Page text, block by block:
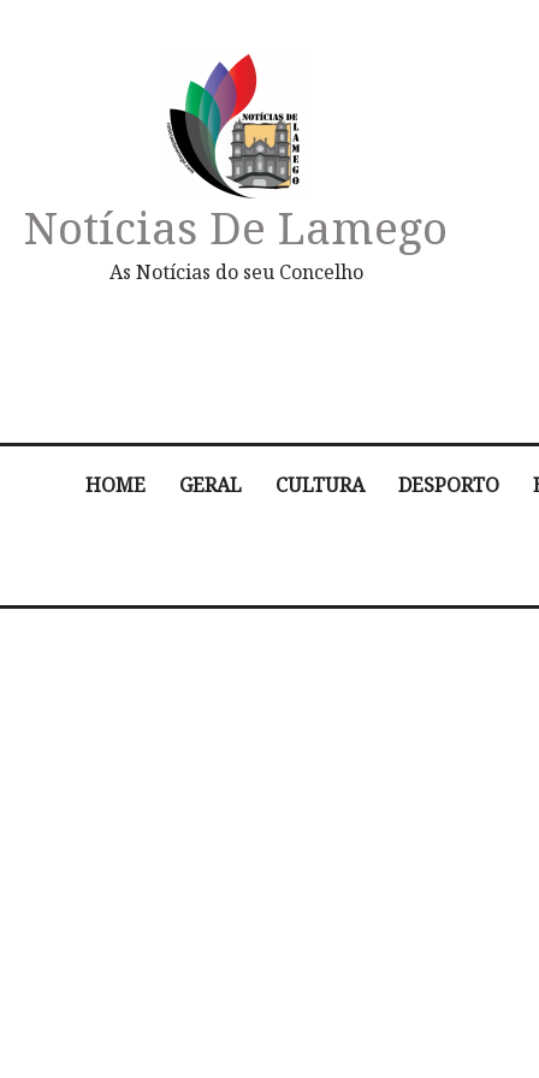
Notícias De Lamego
As Notícias do seu Concelho
HOME GERAL CULTURA DESPORTO